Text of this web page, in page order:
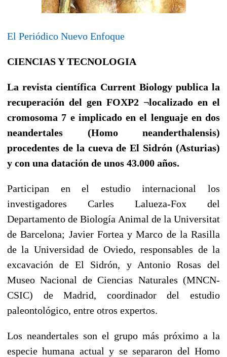
El Periódico Nuevo Enfoque
CIENCIAS Y TECNOLOGIA
La revista científica Current Biology publica la
recuperación del gen FOXP2 ¬localizado en el
cromosoma 7 e implicado en el lenguaje en dos
neandertales (Homo neanderthalensis)
procedentes de la cueva de El Sidrón (Asturias)
y con una datación de unos 43.000 años.
Participan en el estudio internacional los
investigadores Carles Lalueza-Fox del
Departamento de Biología Animal de la Universitat
de Barcelona; Javier Fortea y Marco de la Rasilla
de la Universidad de Oviedo, responsables de la
excavación de El Sidrón, y Antonio Rosas del
Museo Nacional de Ciencias Naturales (MNCN-
CSIC) de Madrid, coordinador del estudio
paleontológico, entre otros expertos.
Los neandertales son el grupo más próximo a la
especie humana actual y se separaron del Homo